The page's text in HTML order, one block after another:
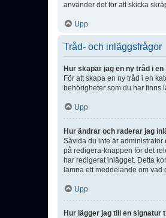
använder det för att skicka
Upp
Tråd- och inläggsfrågor
Hur skapar jag en ny tråd i
För att skapa en ny tråd i en
behörigheter som du har finns
Upp
Hur ändrar och raderar jag
Såvida du inte är
på redigera-knappen för det
har redigerat inlägget. Detta
lämna ett meddelande om
Upp
Hur lägger jag till en signatur